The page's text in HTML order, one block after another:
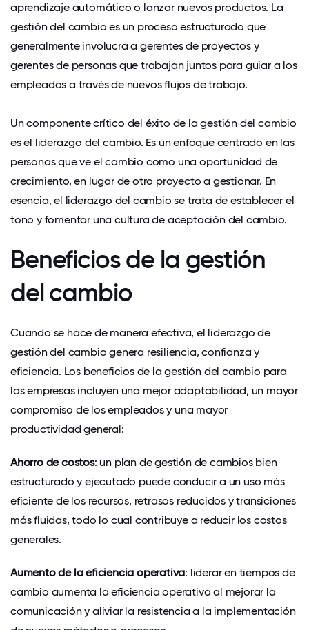
aprendizaje automático o lanzar nuevos productos. La
gestión del cambio es un proceso estructurado que
generalmente involucra a gerentes de proyectos y
gerentes de personas que trabajan juntos para guiar a los
empleados a través de nuevos flujos de trabajo.
Un componente crítico del éxito de la gestión del cambio
es el liderazgo del cambio. Es un enfoque centrado en las
personas que ve el cambio como una oportunidad de
crecimiento, en lugar de otro proyecto a gestionar. En
esencia, el liderazgo del cambio se trata de establecer el
tono y fomentar una cultura de aceptación del cambio.
Beneficios de la gestión
del cambio
Cuando se hace de manera efectiva, el liderazgo de
gestión del cambio genera resiliencia, confianza y
eficiencia. Los beneficios de la gestión del cambio para
las empresas incluyen una mejor adaptabilidad, un mayor
compromiso de los empleados y una mayor
productividad general:
Ahorro de costos: un plan de gestión de cambios bien
estructurado y ejecutado puede conducir a un uso más
eficiente de los recursos, retrasos reducidos y transiciones
más fluidas, todo lo cual contribuye a reducir los costos
generales.
Aumento de la eficiencia operativa: liderar en tiempos de
cambio aumenta la eficiencia operativa al mejorar la
comunicación y aliviar la resistencia a la implementación